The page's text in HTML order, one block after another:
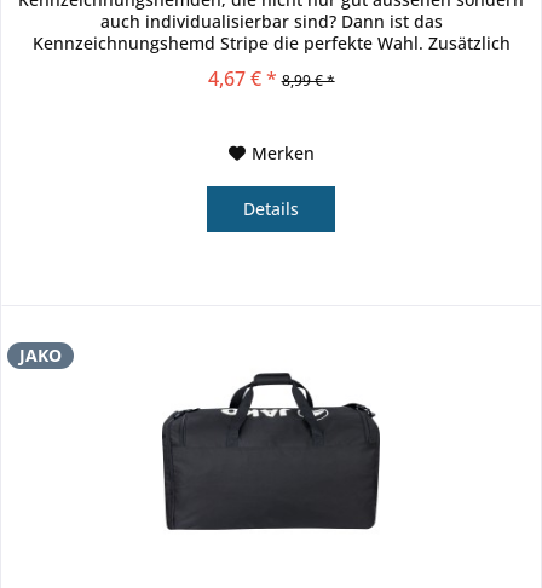
auch individualisierbar sind? Dann ist das
Kennzeichnungshemd Stripe die perfekte Wahl. Zusätzlich
4,67 € * 8,99 € *
Merken
Details
JAKO